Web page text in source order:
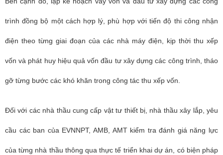
trình đồng bộ một cách hợp lý, phù hợp với tiến độ thi công nhận
điện theo từng giai đoạn của các nhà máy điện, kịp thời thu xếp
vốn và phát huy hiệu quả vốn đầu tư xây dựng các công trình, tháo
gỡ từng bước các khó khăn trong công tác thu xếp vốn.
Đối với các nhà thầu cung cấp vật tư thiết bị, nhà thầu xây lắp, yêu
cầu các ban của EVNNPT, AMB, AMT kiểm tra đánh giá năng lực
của từng nhà thầu thông qua thực tế triển khai dự án, có biện pháp